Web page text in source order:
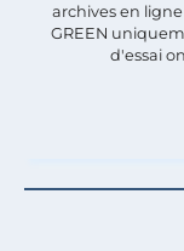
archives en
GREEN
d'essai